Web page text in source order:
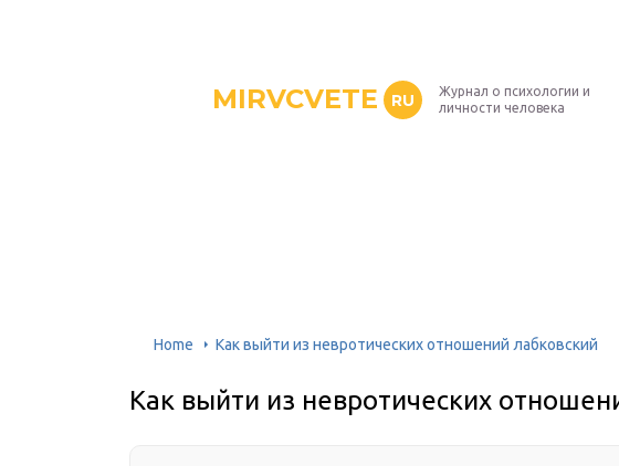
MIRVCVETE RU
Журнал о психологии и
личности человека
Home Как выйти из невротических отношений лабковский
Как выйти из невротических